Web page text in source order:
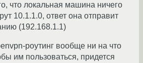
что локальная машина ничего
10.1.1.0, ответ она отправит
(192.168.1.1)
роутинг вообще ни на что
им пользоваться, придется